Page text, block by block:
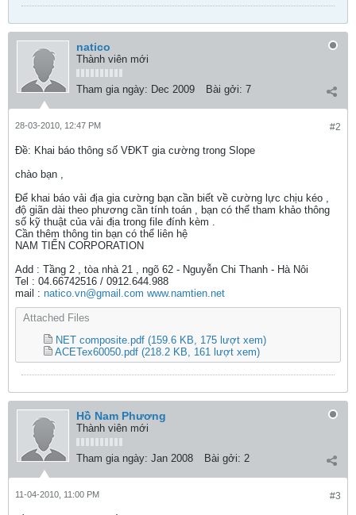
natico
Thành viên mới
Tham gia ngày: Dec 2009 Bài gởi: 7
#2
28-03-2010, 12:47 PM
Ðề: Khai báo thông số VĐKT gia cường trong Slope
chào bạn ,
Để khai báo vải địa gia cường bạn cần biết về cường lực chịu kéo ,
độ giãn dài theo phương cần tính toán , bạn có thể tham khảo thông
số kỹ thuật của vải địa trong file đính kèm .
Cần thêm thông tin bạn có thể liên hệ
NAM TIẾN CORPORATION
Add : Tầng 2 , tòa nhà 21 , ngõ 62 - Nguyễn Chi Thanh - Hà Nôi
Tel : 04.66742516 / 0912.644.988
mail : natico.vn@gmail.com www.namtien.net
Attached Files
NET composite.pdf (159.6 KB, 175 lượt xem)
ACETex60050.pdf (218.2 KB, 161 lượt xem)
Hồ Nam Phương
Thành viên mới
Tham gia ngày: Jan 2008 Bài gởi: 2
#3
11-04-2010, 11:00 PM